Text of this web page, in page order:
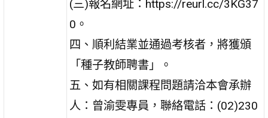
(三)報名網址：https://reurl.cc/3KG37
0。
四、順利結業並通過考核者，將獲頒
「種子教師聘書」。
五、如有相關課程問題請洽本會承辦
人：曾渝雯專員，聯絡電話：(02)230